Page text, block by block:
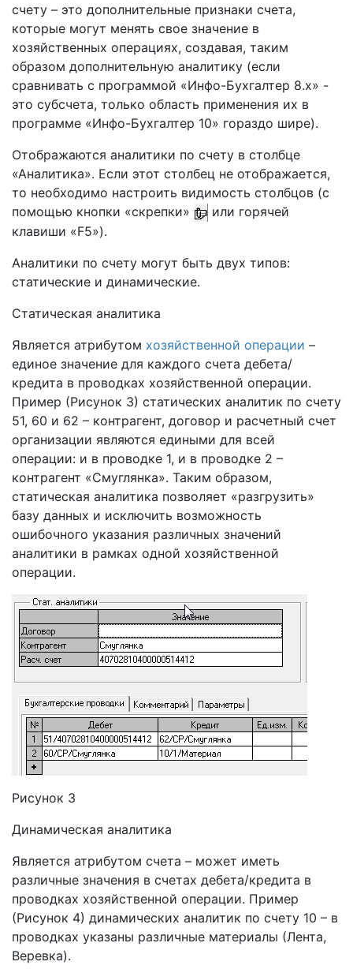
счету – это дополнительные признаки счета,
которые могут менять свое значение в
хозяйственных операциях, создавая, таким
образом дополнительную аналитику (если
сравнивать с программой «Инфо-Бухгалтер 8.х» -
это субсчета, только область применения их в
программе «Инфо-Бухгалтер 10» гораздо шире).
Отображаются аналитики по счету в столбце
«Аналитика». Если этот столбец не отображается,
то необходимо настроить видимость столбцов (с
помощью кнопки «скрепки»
или горячей
клавиши «F5»).
Аналитики по счету могут быть двух типов:
статические и динамические.
Статическая аналитика
Является атрибутом хозяйственной операции –
единое значение для каждого счета дебета/
кредита в проводках хозяйственной операции.
Пример (Рисунок 3) статических аналитик по счету
51, 60 и 62 – контрагент, договор и расчетный счет
организации являются едиными для всей
операции: и в проводке 1, и в проводке 2 –
контрагент «Смуглянка». Таким образом,
статическая аналитика позволяет «разгрузить»
базу данных и исключить возможность
ошибочного указания различных значений
аналитики в рамках одной хозяйственной
операции.
Рисунок 3
Динамическая аналитика
Является атрибутом счета – может иметь
различные значения в счетах дебета/кредита в
проводках хозяйственной операции. Пример
(Рисунок 4) динамических аналитик по счету 10 – в
проводках указаны различные материалы (Лента,
Веревка).